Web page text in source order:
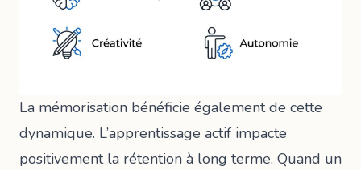
La mémorisation bénéficie également de cette
dynamique. L’apprentissage actif impacte
positivementla rétention à long terme. Quand un